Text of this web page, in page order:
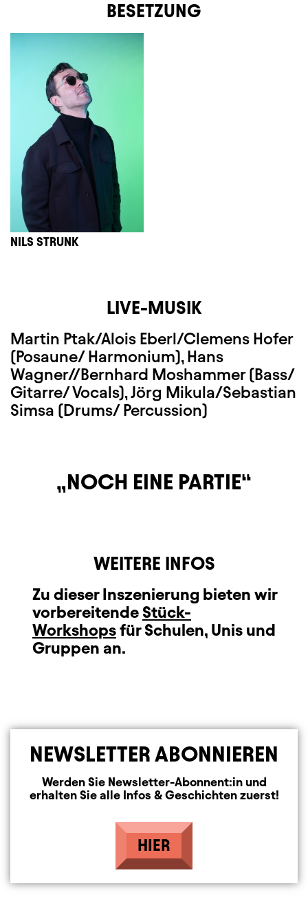
BESETZUNG
NILS STRUNK
LIVE-MUSIK
Martin Ptak/Alois Eberl/Clemens Hofer
(Posaune/ Harmonium), Hans
Wagner//Bernhard Moshammer (Bass/
Gitarre/ Vocals), Jörg Mikula/Sebastian
Simsa (Drums/ Percussion)
NOCH EINE PARTIE
WEITERE INFOS
Zu dieser Inszenierung bieten wir
vorbereitende Stück-
Workshopsfür Schulen, Unis und
Gruppen an.
NEWSLETTER ABONNIEREN
Werden Sie Newsletter-Abonnent:in und
erhalten Sie alle Infos & Geschichten zuerst!
HIER